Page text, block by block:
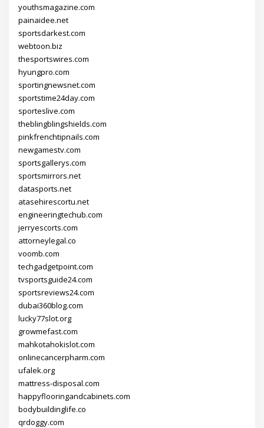
youthsmagazine.com
painaidee.net
sportsdarkest.com
webtoon.biz
thesportswires.com
hyungpro.com
sportingnewsnet.com
sportstime24day.com
sporteslive.com
theblingblingshields.com
pinkfrenchtipnails.com
newgamestv.com
sportsgallerys.com
sportsmirrors.net
datasports.net
atasehirescortu.net
engineeringtechub.com
jerryescorts.com
attorneylegal.co
voomb.com
techgadgetpoint.com
tvsportsguide24.com
sportsreviews24.com
dubai360blog.com
lucky77slot.org
growmefast.com
mahkotahokislot.com
onlinecancerpharm.com
ufalek.org
mattress-disposal.com
happyflooringandcabinets.com
bodybuildinglife.co
qrdoggy.com